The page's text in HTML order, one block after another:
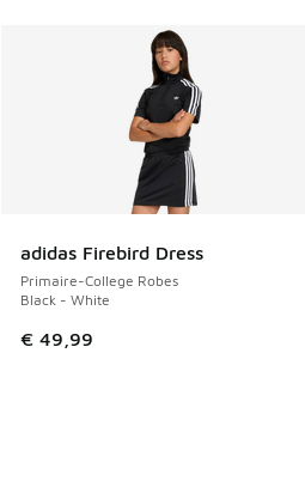
adidas Firebird Dress
Primaire-College Robes
Black - White
€ 49,99